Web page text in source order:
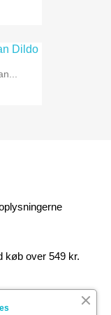
køb over 549 kr.